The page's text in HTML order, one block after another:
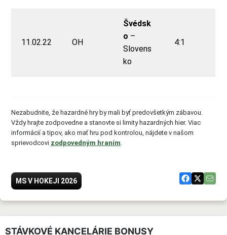
11.02.22 OH
Švédsk
o –
Slovens
ko
4:1
Nezabudnite, že hazardné hry by mali byť predovšetkým zábavou.
Vždy hrajte zodpovedne a stanovte si limity hazardných hier. Viac
informácií a tipov, ako mať hru pod kontrolou, nájdete v našom
sprievodcovi zodpovedným hraním.
MS V HOKEJI 2026
STÁVKOVÉ KANCELÁRIE BONUSY